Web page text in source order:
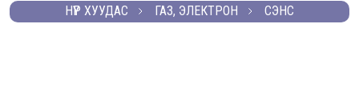
НҮҮР ХУУДАС ГАЗ, ЭЛЕКТРОН СЭНС